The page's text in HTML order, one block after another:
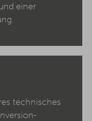
einer
technisches